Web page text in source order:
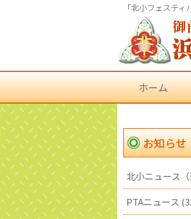
「北小フェスティ
ホーム
お知らせ
北小ニュース
PTAニュース